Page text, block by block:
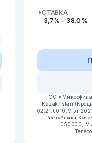
СТАВКА
3,7% - 38,0%
ТОО
Kazakhstan
02.21.0010.M от
Республика
050000,